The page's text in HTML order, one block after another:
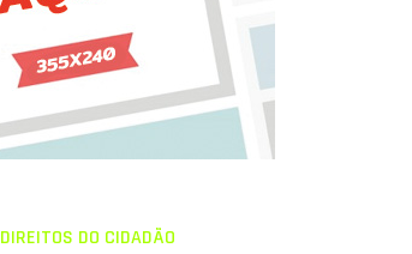
DIREITOS DO CIDADÃO